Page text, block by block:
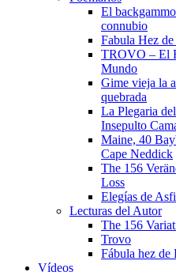
El
connubio
Fabula Hez
TROVO – El
Mundo
Gime vieja la
quebrada
La Plegaria
Insepulto
Maine, 40
Cape Neddick
The 156
Loss
Elegías de
Lecturas del Autor
The 156
Trovo
Fábula hez de
Vídeos